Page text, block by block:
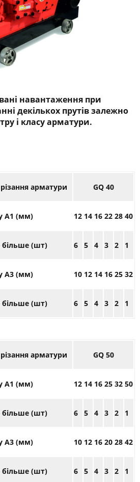
навантаження при
декількох прутів залежно
і класу арматури.
арматури GQ 40
А1 (мм) 12 14 16 22 28 40
більше (шт) 6 5 4 3 2 1
А3 (мм) 10 12 14 16 25 32
більше (шт) 6 5 4 3 2 1
арматури GQ 50
А1 (мм) 12 14 16 25 32 50
більше (шт) 6 5 4 3 2 1
А3 (мм) 10 12 16 20 28 42
більше (шт) 6 5 4 3 2 1